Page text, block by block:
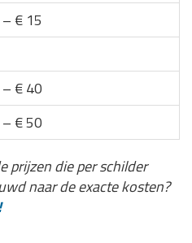
€ 15
€ 40
€ 50
prijzen die per schilder
naar de exacte kosten?